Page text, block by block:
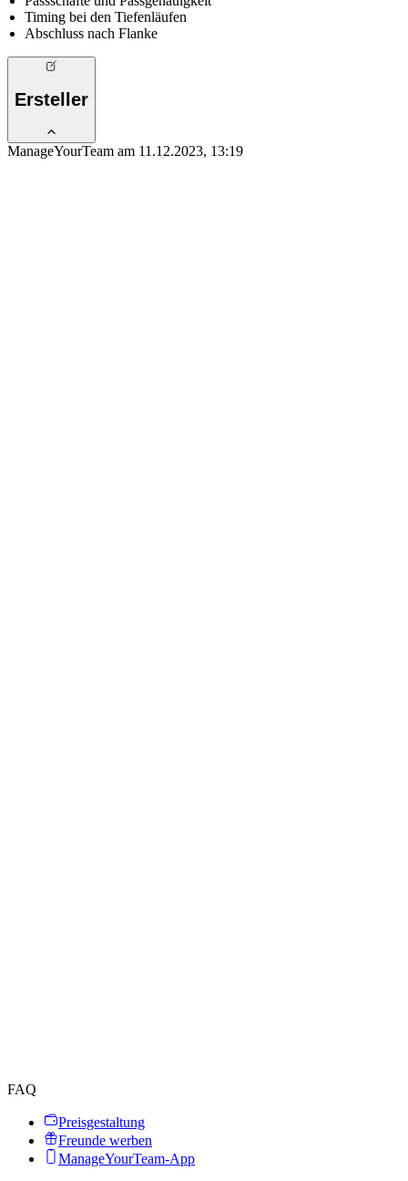
Timing bei den Tiefenläufen
Abschluss nach Flanke
Ersteller
ManageYourTeam am 11.12.2023, 13:19
FAQ
Preisgestaltung
Freunde werben
ManageYourTeam-App